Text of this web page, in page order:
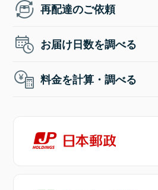
再配達のご依頼
お届け日数を調べる
料金を計算・調べる